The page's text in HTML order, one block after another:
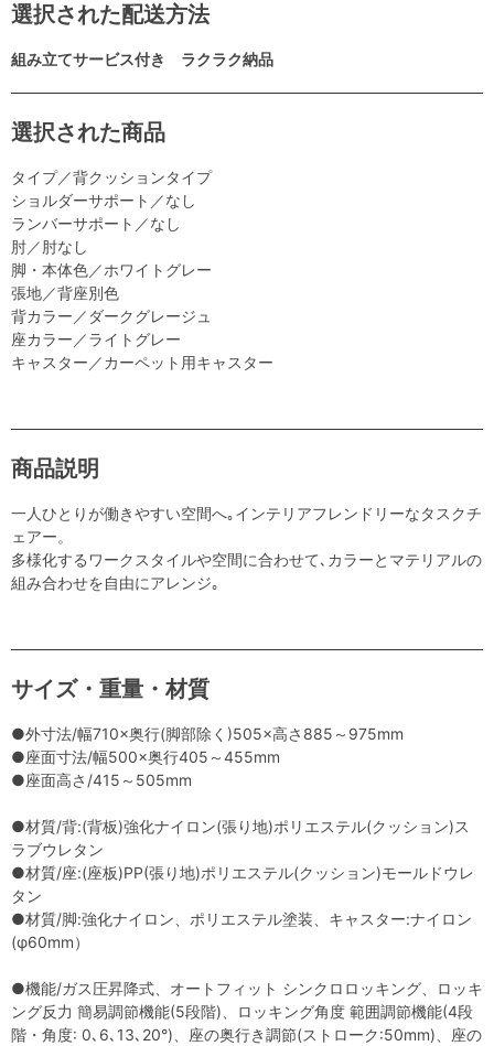
選択された配送方法
組み立てサービス付き ラクラク納品
選択された商品
タイプ／背クッションタイプ
ショルダーサポート／なし
ランバーサポート／なし
肘／肘なし
脚・本体色／ホワイトグレー
張地／背座別色
背カラー／ダークグレージュ
座カラー／ライトグレー
キャスター／カーペット用キャスター
商品説明
一人ひとりが働きやすい空間へ｡インテリアフレンドリーなタスクチ
ェアー。
多様化するワークスタイルや空間に合わせて､カラーとマテリアルの
組み合わせを自由にアレンジ｡
サイズ・重量・材質
●外寸法/幅710×奥行(脚部除く)505×高さ885～975mm
●座面寸法/幅500×奥行405～455mm
●座面高さ/415～505mm
●材質/背:(背板)強化ナイロン(張り地)ポリエステル(クッション)ス
ラブウレタン
●材質/座:(座板)PP(張り地)ポリエステル(クッション)モールドウレ
タン
●材質/脚:強化ナイロン、ポリエステル塗装、キャスター:ナイロン
(φ60mm）
●機能/ガス圧昇降式、オートフィット シンクロロッキング、ロッキ
ング反力 簡易調節機能(5段階)、ロッキング角度 範囲調節機能(4段
階・角度: 0､6､13､20°)、座の奥行き調節(ストローク:50mm)、座の